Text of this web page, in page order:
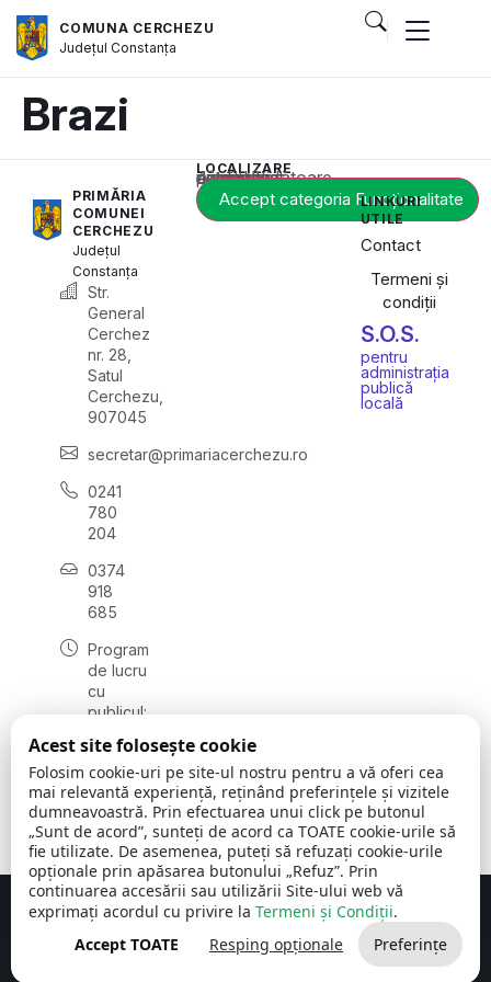
COMUNA CERCHEZU
JudețulConstanța
Brazi
PRIMĂRIA
COMUNEI
CERCHEZU
Județul
Constanța
Str.
General
Cerchez
nr. 28,
Satul
Cerchezu,
907045
secretar@primariacerchezu.ro
0241
780
204
0374
918
685
Program
de lucru
cu
publicul:
08:00 -
16:30
, vineri:
08:00 -
14:00
LOCALIZARE
Acest conținut este blocat până când acceptați categoria corespunzătoare de cookie-uri.
Accept categoria Funcționalitate
LINKURI
UTILE
Contact
Termeni și
condiții
S.O.S.
pentru
administrația
publică
locală
Comuna Cerchezu © 2026Toate drepturile rezervate
Concept realizat de Big Media Relații Publice SRL
Acest site folosește cookie
Folosim cookie-uri pe site-ul nostru pentru a vă oferi cea
mai relevantă experiență, reținând preferințele și vizitele
dumneavoastră. Prin efectuarea unui click pe butonul
„Sunt de acord”, sunteți de acord ca TOATE cookie-urile să
fie utilizate. De asemenea, puteți să refuzați cookie-urile
opționale prin apăsarea butonului „Refuz”. Prin
continuarea accesării sau utilizării Site-ului web vă
exprimați acordul cu privire la Termeni și Condiții.
Accept TOATE
Resping opționale Preferințe